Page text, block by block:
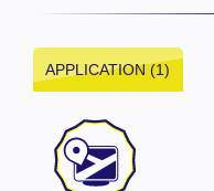
APPLICATION (1)